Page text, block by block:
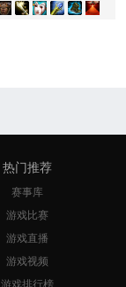
热门推荐
赛事库
游戏比赛
游戏直播
游戏视频
游戏排行榜